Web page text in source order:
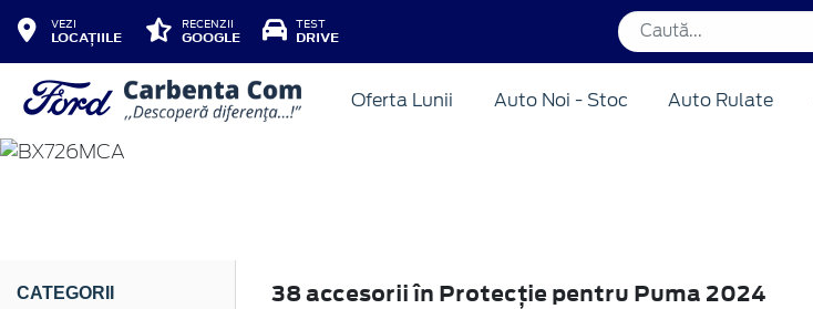
VEZI
LOCAȚIILE
RECENZII
GOOGLE
TEST
DRIVE
Oferta Lunii Auto Noi - Stoc Auto Rulate
PUMA
CATEGORII
38 accesorii în Protecţie pentru Puma 2024